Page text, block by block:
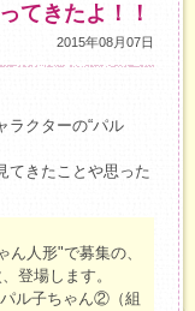
てきたよ！！
2015年08月07日
ラクターの“パル
てきたことや思った
人形"で募集の、
登場します。
ル子ちゃん②（組